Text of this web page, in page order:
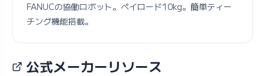
FANUCの協働ロボット。ペイロード10kg。簡単ティー
チング機能搭載。
公式メーカーリソース